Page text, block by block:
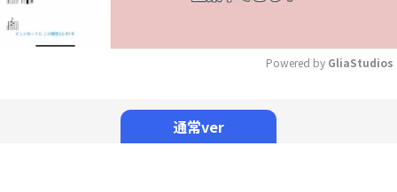
Powered by GliaStudios
通常ver